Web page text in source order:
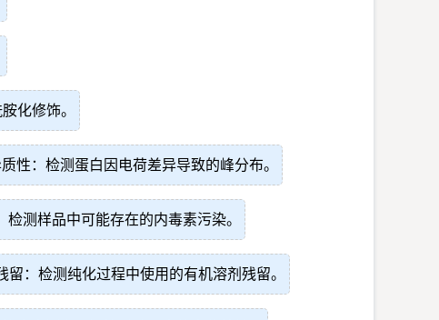
化修饰。
性：检测蛋白因电荷差异导致的峰分布。
检测样品中可能存在的内毒素污染。
留：检测纯化过程中使用的有机溶剂残留。